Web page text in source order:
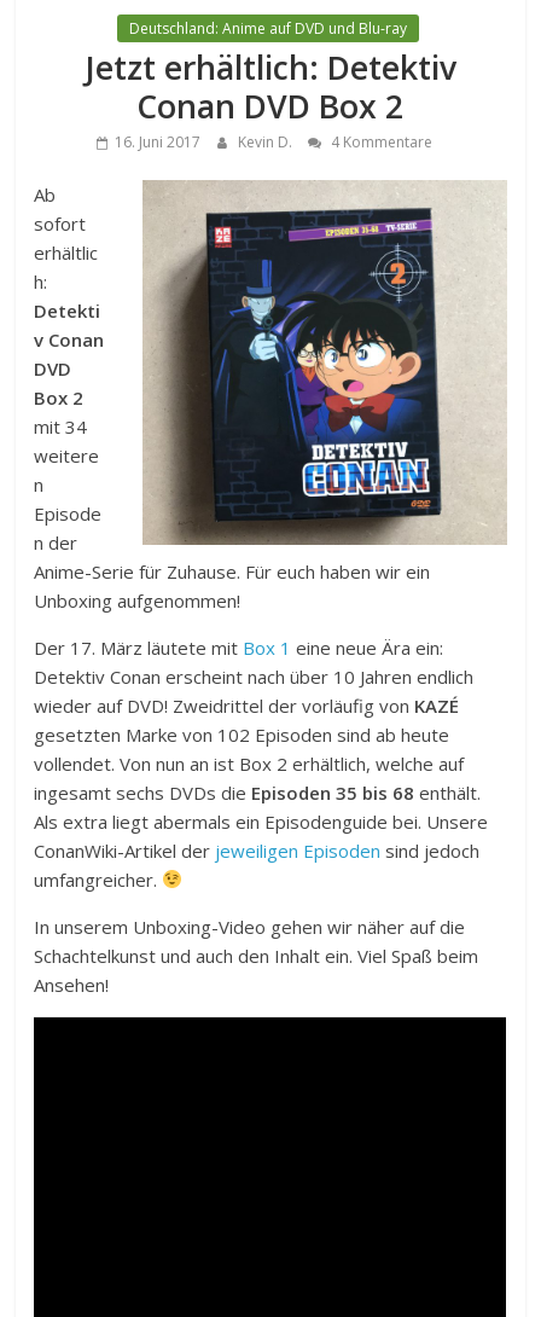
Deutschland: Anime auf DVD und Blu-ray
Jetzt erhältlich: Detektiv
Conan DVD Box 2
16. Juni 2017 Kevin D. 4 Kommentare
Ab
sofort
erhältlic
h:
Detekti
v Conan
DVD
Box 2
mit 34
weitere
n
Episode
n der
Anime-Serie für Zuhause. Für euch haben wir ein
Unboxing aufgenommen!
Der 17. März läutete mit Box 1 eine neue Ära ein:
Detektiv Conan erscheint nach über 10 Jahren endlich
wieder auf DVD! Zweidrittel der vorläufig von KAZÉ
gesetzten Marke von 102 Episoden sind ab heute
vollendet. Von nun an ist Box 2 erhältlich, welche auf
ingesamt sechs DVDs die Episoden 35 bis 68 enthält.
Als extra liegt abermals ein Episodenguide bei. Unsere
ConanWiki-Artikel der jeweiligen Episoden sind jedoch
umfangreicher.
In unserem Unboxing-Video gehen wir näher auf die
Schachtelkunst und auch den Inhalt ein. Viel Spaß beim
Ansehen!